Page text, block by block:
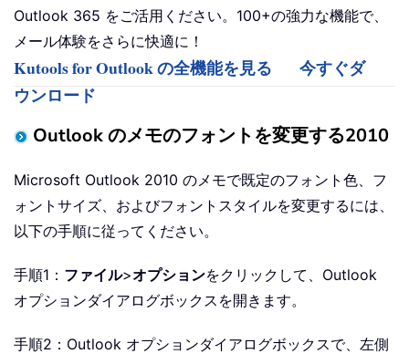
Outlook 365 をご活用ください。100+の強力な機能で、
メール体験をさらに快適に！
Kutools for Outlook の全機能を見る
今すぐダ
ウンロード
Outlook のメモのフォントを変更する2010
Microsoft Outlook 2010 のメモで既定のフォント色、フ
ォントサイズ、およびフォントスタイルを変更するには、
以下の手順に従ってください。
手順1： ファイル>オプションをクリックして、Outlook
オプションダイアログボックスを開きます。
手順2：Outlook オプションダイアログボックスで、左側